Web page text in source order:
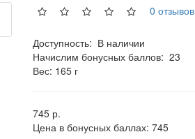
0 отзывов
Доступность: В наличии
Начислим бонусных баллов: 23
Вес: 165 г
745 р.
Цена в бонусных баллах: 745